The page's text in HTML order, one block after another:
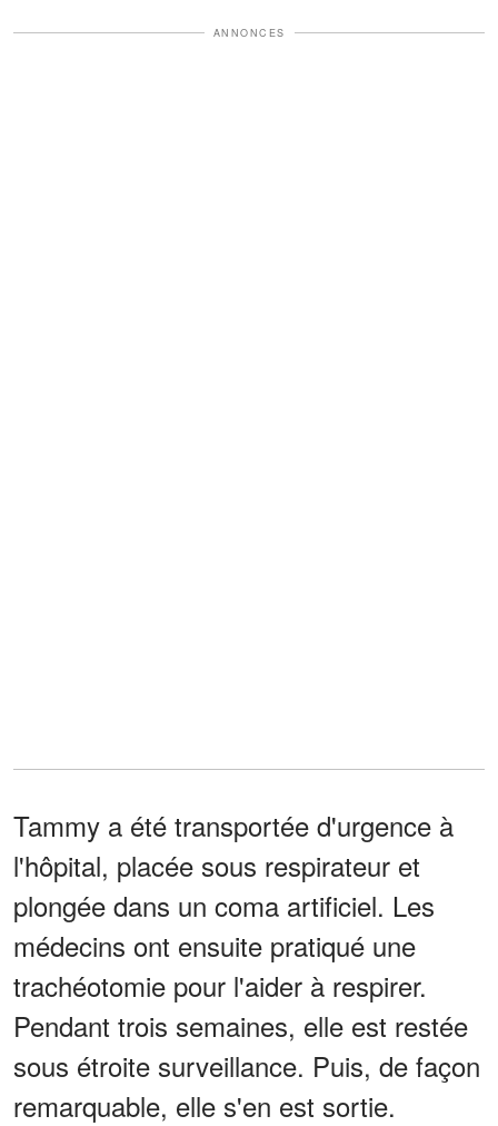
ANNONCES
Tammy a été transportée d'urgence à
l'hôpital, placée sous respirateur et
plongée dans un coma artificiel. Les
médecins ont ensuite pratiqué une
trachéotomie pour l'aider à respirer.
Pendant trois semaines, elle est restée
sous étroite surveillance. Puis, de façon
remarquable, elle s'en est sortie.